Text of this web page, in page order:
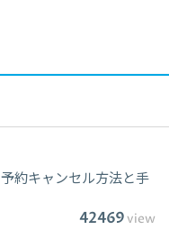
約キャンセル方法と手
42469view